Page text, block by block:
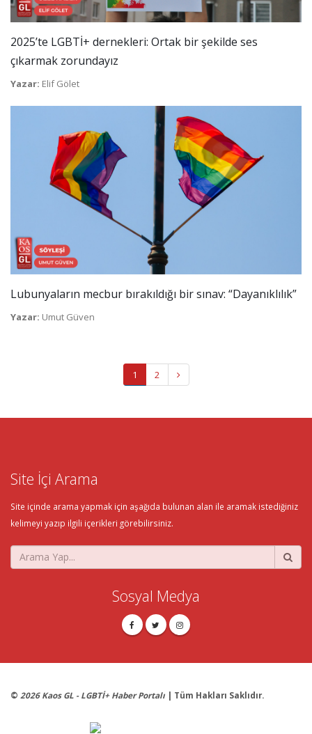
2025’te LGBTİ+ dernekleri: Ortak bir şekilde ses
çıkarmak zorundayız
Yazar: Elif Gölet
Lubunyaların mecbur bırakıldığı bir sınav: “Dayanıklılık”
Yazar: Umut Güven
1 2
Site İçi Arama
Site içinde arama yapmak için aşağıda bulunan alan ile aramak istediğiniz
kelimeyi yazıp ilgili içerikleri görebilirsiniz.
Sosyal Medya
© 2026 Kaos GL - LGBTİ+ Haber Portalı | Tüm Hakları Saklıdır.